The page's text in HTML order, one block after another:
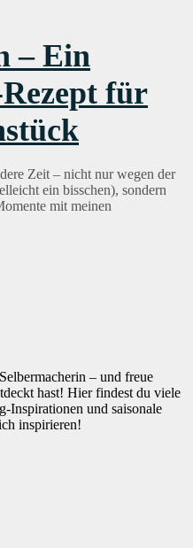
– Ein
für
Zeit – nicht nur wegen der
ein bisschen), sondern
mit meinen
– und freue
hast! Hier findest du viele
Inspirationen und saisonale
inspirieren!